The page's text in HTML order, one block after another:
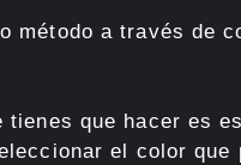
método a través de
tienes que hacer es
el color que